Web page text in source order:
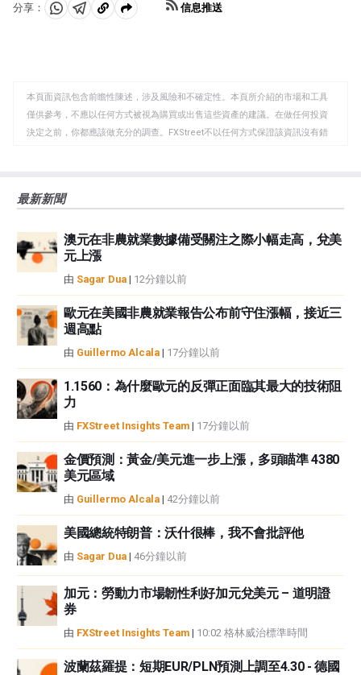
分享：
分 分 複
板
信息推送
本頁面資訊包含前瞻性陳述，涉及風險和不確定性。本頁所介紹的市場和工具
僅供參考，不應以任何方式被視為購買或出售這些資產的建議。在做任何投資
決定之前，你都應該做充分的調查。FXStreet不以任何方式保證該資訊沒有錯
觀點，並不代表FXStreet或其廣告商的官方政策或立場。作者不對本頁連結的
如果文章正文中沒有明確提到，在撰寫本文時，作者在本文中提到的任何股票
中都沒有頭寸，也沒有與文中提到的任何公司有業務關係。除了FXStreet，作
者沒有收到撰寫這篇文章的報酬。
性不作任何陳述。FXStreet和作者將不承擔任何錯誤，遺漏或任何損失，傷害
或損害由此資訊及其顯示或使用引起的。錯誤和遺漏除外。本文作者和
FXStreet並非註冊投資顧問，本文內容無意提供任何投資建議。
最新新聞
澳元在非農就業數據備受關注之際小幅走高，兌美
元上漲
由 Sagar Dua | 12分鐘以前
歐元在美國非農就業報告公布前守住漲幅，接近三
週高點
由 Guillermo Alcala | 17分鐘以前
1.1560：為什麼歐元的反彈正面臨其最大的技術阻
力
由 FXStreet Insights Team | 17分鐘以前
金價預測：黃金/美元進一步上漲，多頭瞄準 4380
美元區域
由 Guillermo Alcala | 42分鐘以前
美國總統特朗普：沃什很棒，我不會批評他
由 Sagar Dua | 46分鐘以前
加元：勞動力市場韌性利好加元兌美元 – 道明證
券
由 FXStreet Insights Team | 10:02 格林威治標準時間
波蘭茲羅提：短期EUR/PLN預測上調至4.30 - 德國